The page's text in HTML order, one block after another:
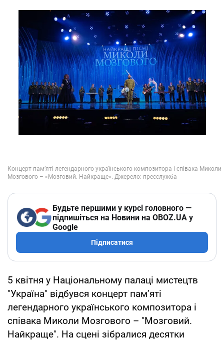
Будьте першими у курсі головного —
підпишіться на Новини на OBOZ.UA у
Google
Підписатися
5 квітня у Національному палаці мистецтв
"Україна" відбувся концерт пам’яті
легендарного українського композитора і
співака Миколи Мозгового – "Мозговий.
Найкраще". На сцені зібралися десятки